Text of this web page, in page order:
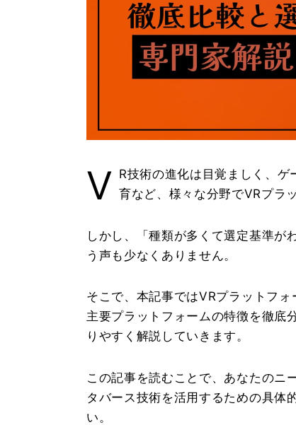
V R技術の進化は目覚ましく、
育など、様々な分野でVRプラ
しかし、「種類が多くて選定基準が
う声も少なくありません。
そこで、本記事ではVRプラットフ
主要プラットフォームの特徴を徹底
りやすく解説していきます。
この記事を読むことで、あなたのニ
タバース技術を活用するための具体
い。